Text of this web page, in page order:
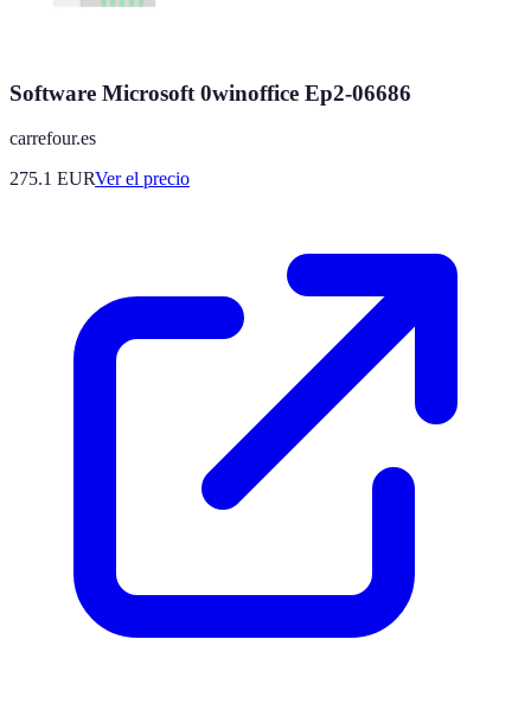
Software Microsoft 0winoffice Ep2-06686
carrefour.es
275.1 EURVer el precio